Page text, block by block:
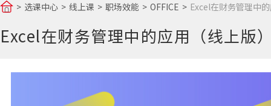
睿选视角
选课中心 线上课 职场效能 OFFICE Excel在财务管理中
Excel在财务管理中的应用（线上版